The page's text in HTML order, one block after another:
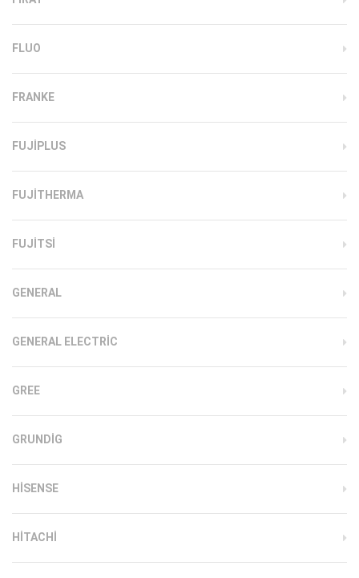
FLUO
FRANKE
FUJIPLUS
FUJITHERMA
FUJITSI
GENERAL
GENERAL ELECTRIC
GREE
GRUNDIG
HISENSE
HITACHI